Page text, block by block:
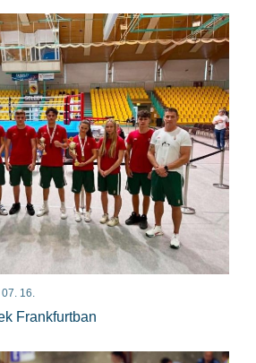
16.
Frankfurtban